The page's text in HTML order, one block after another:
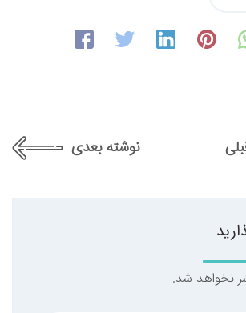
نوشته بعدی
نخواهد شد.